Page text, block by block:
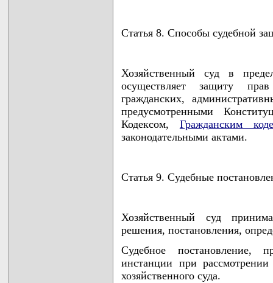
Статья 8. Способы судебной
Хозяйственный суд в
осуществляет защиту
гражданских,
предусмотренными
Кодексом, Гражданским
законодательными актами.
Статья 9. Судебные
Хозяйственный суд
решения, постановления,
Судебное постановление,
инстанции при
хозяйственного суда.